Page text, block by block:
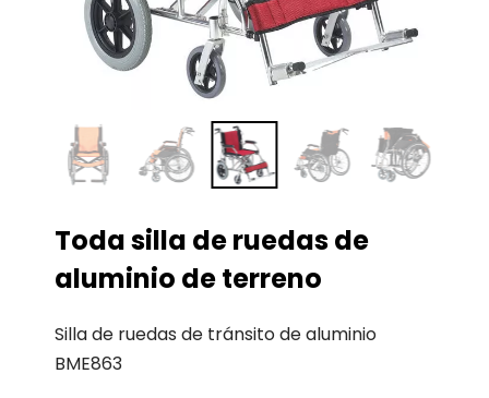
Toda silla de ruedas de
aluminio de terreno
Silla de ruedas de tránsito de aluminio
BME863